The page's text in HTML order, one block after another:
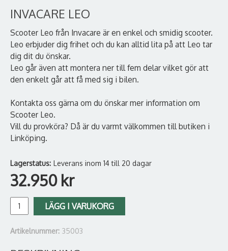
INVACARE LEO
Scooter Leo från Invacare är en enkel och smidig scooter.
Leo erbjuder dig frihet och du kan alltid lita på att Leo tar
dig dit du önskar.
Leo går även att montera ner till fem delar vilket gör att
den enkelt går att få med sig i bilen.
Kontakta oss gärna om du önskar mer information om
Scooter Leo.
Vill du provköra? Då är du varmt välkommen till butiken i
Linköping.
Lagerstatus: Leverans inom 14 till 20 dagar
32.950 kr
LÄGG I VARUKORG
Artikelnummer: 35003